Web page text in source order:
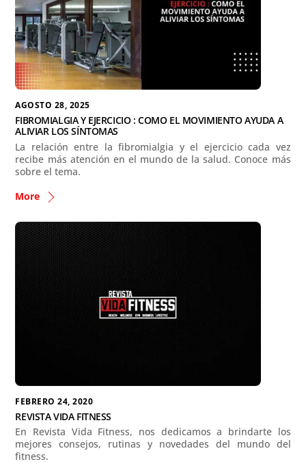
AGOSTO 28, 2025
FIBROMIALGIA Y EJERCICIO : COMO EL MOVIMIENTO AYUDA A
ALIVIAR LOS SÍNTOMAS
La relación entre la fibromialgia y el ejercicio cada vez
recibe más atención en el mundo de la salud. Conoce más
sobre el tema.
More
FEBRERO 24, 2020
REVISTA VIDA FITNESS
En Revista Vida Fitness, nos dedicamos a brindarte los
mejores consejos, rutinas y novedades del mundo del
fitness.